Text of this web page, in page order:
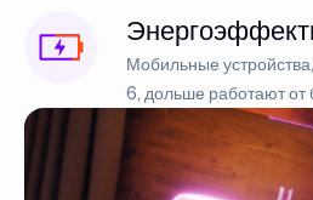
Мобильные
6, дольше работают от